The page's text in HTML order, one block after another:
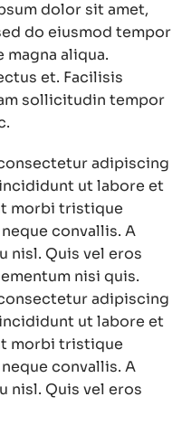
dolor sit amet,
do eiusmod tempor
aliqua.
et. Facilisis
sollicitudin tempor
adipiscing
ut labore et
morbi tristique
convallis. A
nisl. Quis vel eros
nisi quis.
adipiscing
ut labore et
morbi tristique
convallis. A
nisl. Quis vel eros